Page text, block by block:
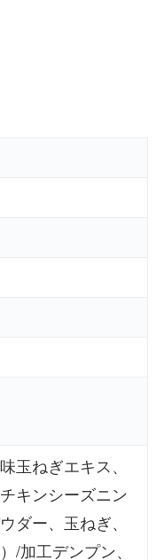
玉ねぎエキス、
キンシーズニン
ダー、玉ねぎ、
/加工デンプン、